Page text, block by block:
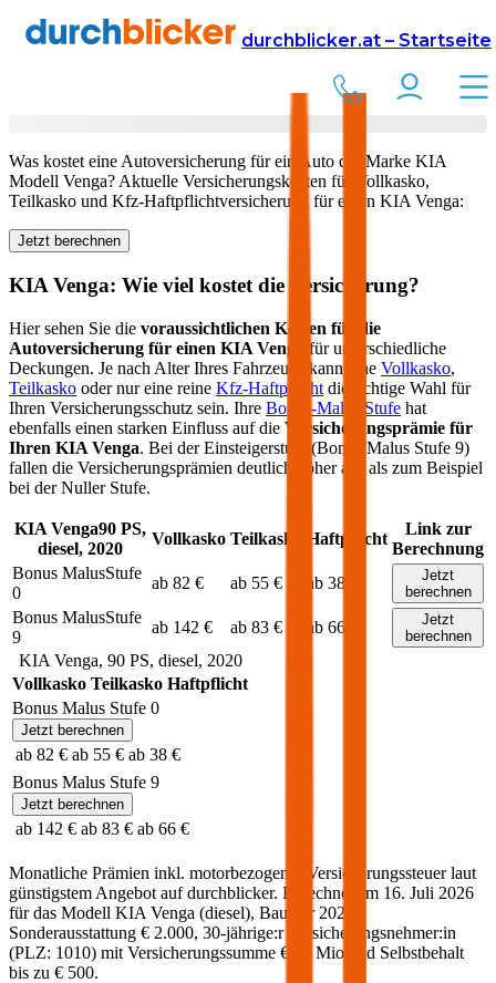
durchblicker.at – Startseite
Versicherung Autoversicherung KIA
KIA Venga in Österreich
Was kostet eine Autoversicherung für ein Auto der Marke KIA
Modell Venga? Aktuelle Versicherungskosten für Vollkasko,
Teilkasko und Kfz-Haftpflichtversicherung für einen KIA Venga:
Jetzt berechnen
KIA Venga: Wie viel kostet die Versicherung?
Hier sehen Sie die voraussichtlichen Kosten für die
Autoversicherung für einen KIA Venga
für unterschiedliche
Deckungen. Je nach Alter Ihres Fahrzeugs kann eine Vollkasko,
Teilkasko oder nur eine reine Kfz-Haftpflicht die richtige Wahl für
Ihren Versicherungsschutz sein. Ihre Bonus-Malus Stufe hat
ebenfalls einen starken Einfluss auf die Versicherungsprämie für
Ihren KIA Venga. Bei der Einsteigerstufe (Bonus Malus Stufe 9)
fallen die Versicherungsprämien deutlich höher aus als zum Beispiel
bei der Nuller Stufe.
KIA Venga90PS,
diesel, 2020
Vollkasko Teilkasko Haftpflicht
Link zur
Berechnung
Bonus MalusStufe
0
ab 82 € ab 55 € ab 38 €
Jetzt
berechnen
Bonus MalusStufe
9
ab 142 € ab 83 € ab 66 €
Jetzt
berechnen
KIA Venga, 90PS, diesel, 2020
Vollkasko Teilkasko Haftpflicht
Bonus Malus Stufe 0
Jetzt berechnen
ab 82 € ab 55 € ab 38 €
Bonus Malus Stufe 9
Jetzt berechnen
ab 142 € ab 83 € ab 66 €
Monatliche Prämien inkl. motorbezogener Versicherungssteuer laut
günstigstem Angebot auf durchblicker. Berechnet am 16. Juli 2026
für das Modell KIA Venga (diesel), Baujahr 2020
Sonderausstattung € 2.000, 30-jährige:rVersicherungsnehmer:in
(PLZ: 1010) mit Versicherungssumme € 20 Mio und Selbstbehalt
bis zu € 500.